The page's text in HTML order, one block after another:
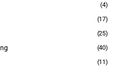
(4)
(17)
(25)
(40)
(11)